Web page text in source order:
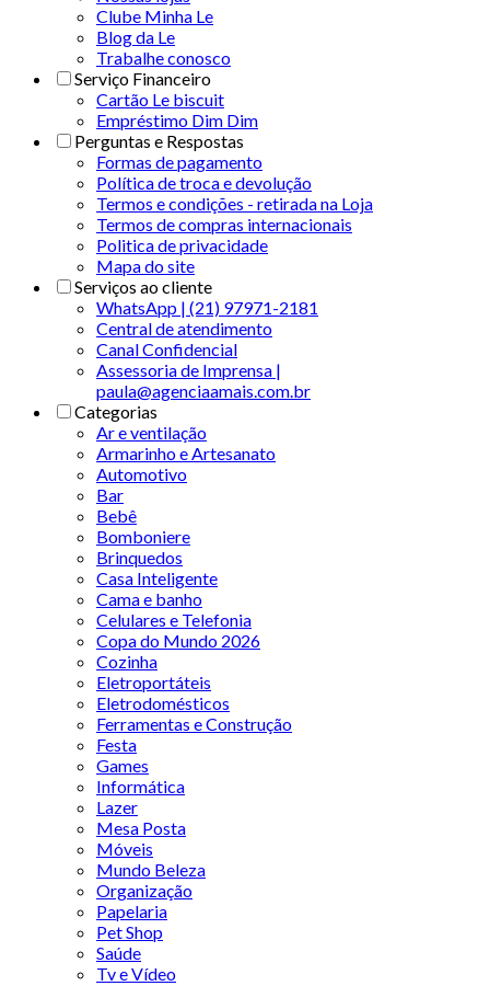
Clube Minha Le
Blog da Le
Trabalhe conosco
Serviço Financeiro
Cartão Le biscuit
Empréstimo Dim Dim
Perguntas e Respostas
Formas de pagamento
Política de troca e devolução
Termos e condições - retirada na Loja
Termos de compras internacionais
Politica de privacidade
Mapa do site
Serviços ao cliente
WhatsApp | (21) 97971-2181
Central de atendimento
Canal Confidencial
Assessoria de Imprensa |
paula@agenciaamais.com.br
Categorias
Ar e ventilação
Armarinho e Artesanato
Automotivo
Bar
Bebê
Bomboniere
Brinquedos
Casa Inteligente
Cama e banho
Celulares e Telefonia
Copa do Mundo 2026
Cozinha
Eletroportáteis
Eletrodomésticos
Ferramentas e Construção
Festa
Games
Informática
Lazer
Mesa Posta
Móveis
Mundo Beleza
Organização
Papelaria
Pet Shop
Saúde
Tv e Vídeo